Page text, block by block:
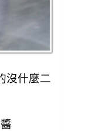
沒什麼二